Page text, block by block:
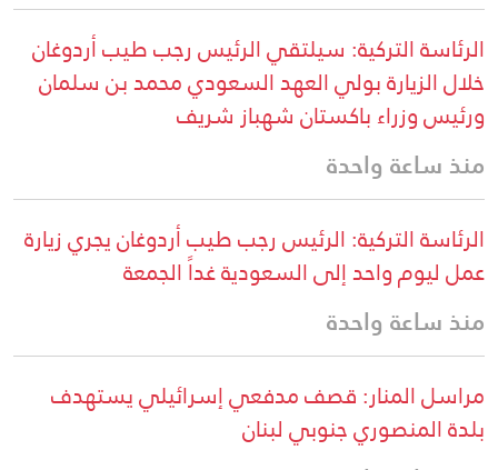
الرئاسة التركية: سيلتقي الرئيس رجب طيب أردوغان
خلال الزيارة بولي العهد السعودي محمد بن سلمان
ورئيس وزراء باكستان شهباز شريف
منذ ساعة واحدة
الرئاسة التركية: الرئيس رجب طيب أردوغان يجري زيارة
عمل ليوم واحد إلى السعودية غداً الجمعة
منذ ساعة واحدة
مراسل المنار: قصف مدفعي إسرائيلي يستهدف
بلدة المنصوري جنوبي لبنان